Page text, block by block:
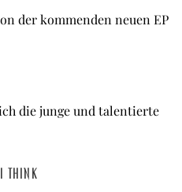
der kommenden neuen EP
die junge und talentierte
think